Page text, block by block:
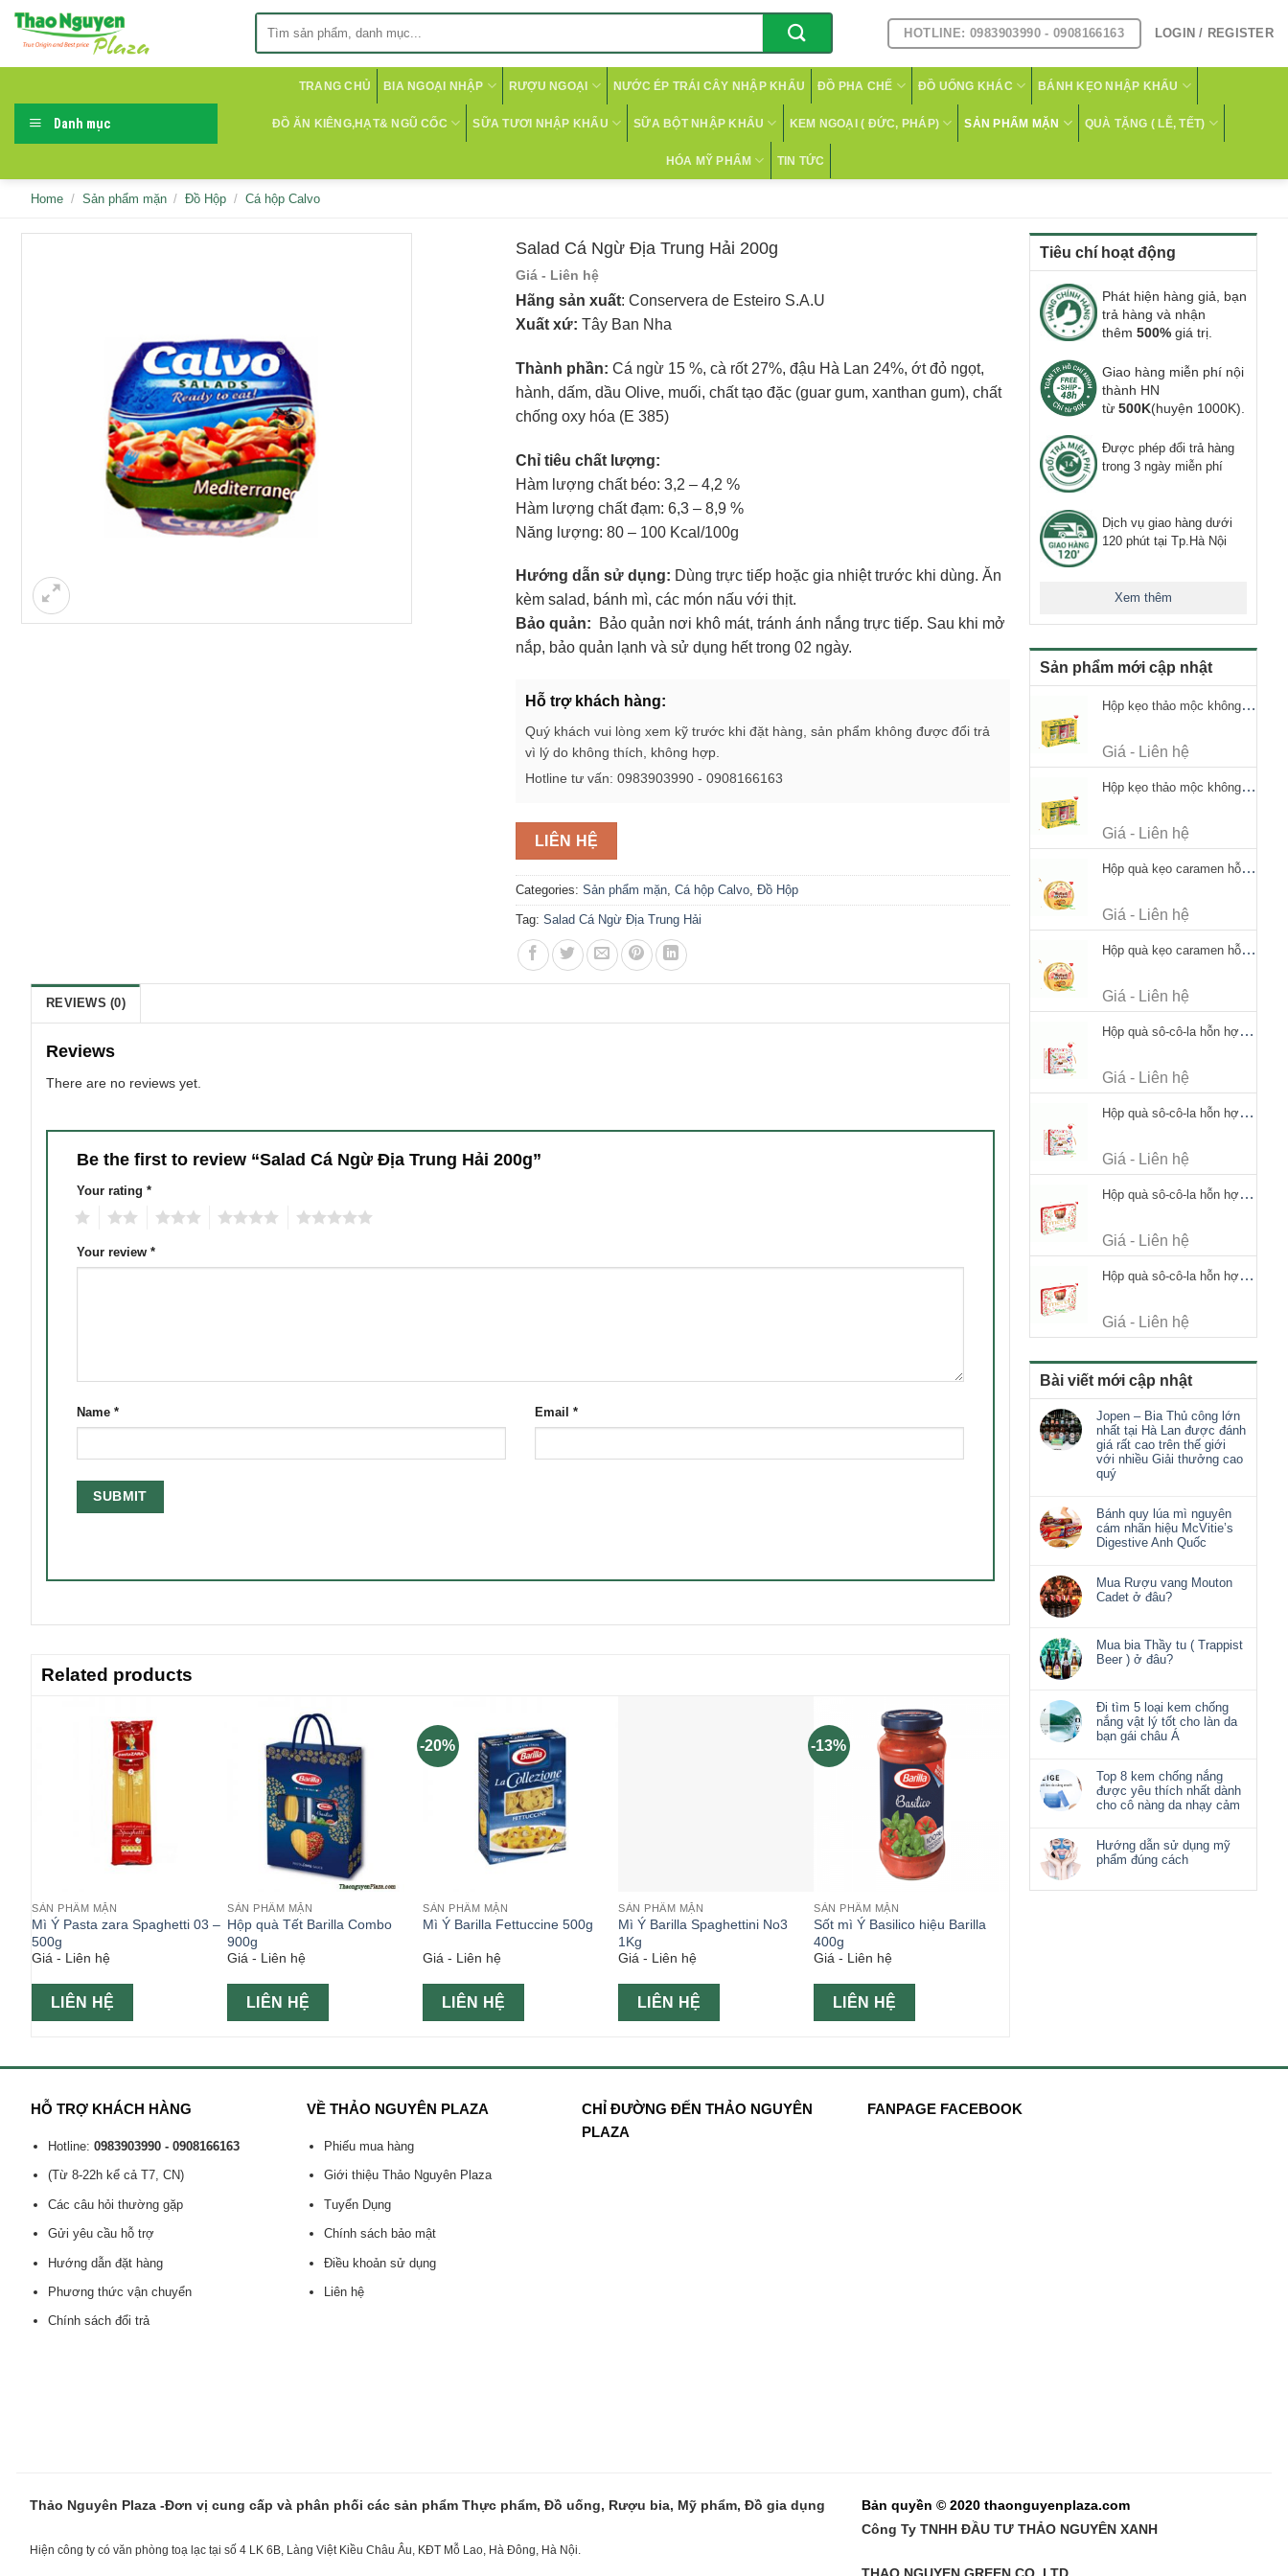
Skip
HOTLINE: 0983903990 - 0908166163 LOGIN / REGISTER
Danh mục
TRANG CHỦ BIA NGOẠI NHẬP RƯỢU NGOẠI NƯỚC ÉP TRÁI CÂY NHẬP KHẨU ĐỒ PHA CHẾ ĐỒ UỐNG KHÁC BÁNH KẸO NHẬP KHẨU
ĐỒ ĂN KIÊNG,HẠT& NGŨ CỐC SỮA TƯƠI NHẬP KHẨU SỮA BỘT NHẬP KHẨU KEM NGOẠI ( ĐỨC, PHÁP) SẢN PHẨM MẶN QUÀ TẶNG ( LỄ, TẾT)
HÓA MỸ PHẨM TIN TỨC
Home / Sản phẩm mặn / Đồ Hộp / Cá hộp Calvo
Tiêu chí hoạt động
Phát hiện hàng giả, bạn
trả hàng và nhận
thêm 500% giá trị.
Giao hàng miễn phí nội
thành HN
từ 500K(huyện 1000K).
Được phép đổi trả hàng
trong 3 ngày miễn phí
Dịch vụ giao hàng dưới
120 phút tại Tp.Hà Nội
Xem thêm
Sản phẩm mới cập nhật
Hộp kẹo thảo mộc không đường Ricola Signature 112.5g
Giá - Liên hệ
Hộp kẹo thảo mộc không đường Ricola Signature 112.5g
Giá - Liên hệ
Hộp quà kẹo caramen hỗn hợp Werther's Original Caramel Candy 170g
Giá - Liên hệ
Hộp quà kẹo caramen hỗn hợp Werther's Original Caramel Candy 170g
Giá - Liên hệ
Hộp quà sô-cô-la hỗn hợp Merci Petits Chocolate Collection 125g thiếc
Giá - Liên hệ
Hộp quà sô-cô-la hỗn hợp Merci Petits Chocolate Collection 125g thiếc
Giá - Liên hệ
Hộp quà sô-cô-la hỗn hợp Merci Finest Selection 250g thiếc
Giá - Liên hệ
Hộp quà sô-cô-la hỗn hợp Merci Finest Selection 250g thiếc
Giá - Liên hệ
Bài viết mới cập nhật
Jopen – Bia Thủ công lớn
nhất tại Hà Lan được đánh
giá rất cao trên thế giới
với nhiều Giải thưởng cao
quý
Bánh quy lúa mì nguyên
cám nhãn hiệu McVitie’s
Digestive Anh Quốc
Mua Rượu vang Mouton
Cadet ở đâu?
Mua bia Thầy tu ( Trappist
Beer ) ở đâu?
Đi tìm 5 loại kem chống
nắng vật lý tốt cho làn da
bạn gái châu Á
Top 8 kem chống nắng
được yêu thích nhất dành
cho cô nàng da nhạy cảm
Hướng dẫn sử dụng mỹ
phẩm đúng cách
Salad Cá Ngừ Địa Trung Hải 200g
Giá - Liên hệ
Hãng sản xuất: Conservera de Esteiro S.A.U
Xuất xứ: Tây Ban Nha
Thành phần: Cá ngừ 15 %, cà rốt 27%, đậu Hà Lan 24%, ớt đỏ ngọt,
hành, dấm, dầu Olive, muối, chất tạo đặc (guar gum, xanthan gum), chất
chống oxy hóa (E 385)
Chỉ tiêu chất lượng:
Hàm lượng chất béo: 3,2 – 4,2 %
Hàm lượng chất đạm: 6,3 – 8,9 %
Năng lượng: 80 – 100 Kcal/100g
Hướng dẫn sử dụng: Dùng trực tiếp hoặc gia nhiệt trước khi dùng. Ăn
kèm salad, bánh mì, các món nấu với thịt.
Bảo quản: Bảo quản nơi khô mát, tránh ánh nắng trực tiếp. Sau khi mở
nắp, bảo quản lạnh và sử dụng hết trong 02 ngày.
Hỗ trợ khách hàng:
Quý khách vui lòng xem kỹ trước khi đặt hàng, sản phẩm không được đổi trả
vì lý do không thích, không hợp.
Hotline tư vấn: 0983903990 - 0908166163
LIÊN HỆ
Categories: Sản phẩm mặn Cá hộp Calvo Đồ Hộp
Tag: Salad Cá Ngừ Địa Trung Hải
REVIEWS (0)
Reviews
There are no reviews yet.
Be the first to review “Salad Cá Ngừ Địa Trung Hải 200g”
Your rating *
Your review *
Name * Email *
Related products
SẢN PHẨM MẶN
Mì Ý Pasta zara Spaghetti 03 –
500g
Giá - Liên hệ
LIÊN HỆ
SẢN PHẨM MẶN
Hộp quà Tết Barilla Combo
900g
Giá - Liên hệ
LIÊN HỆ
-20%
SẢN PHẨM MẶN
Mì Ý Barilla Fettuccine 500g
Giá - Liên hệ
LIÊN HỆ
SẢN PHẨM MẶN
Mì Ý Barilla Spaghettini No3
1Kg
Giá - Liên hệ
LIÊN HỆ
-13%
SẢN PHẨM MẶN
Sốt mì Ý Basilico hiệu Barilla
400g
Giá - Liên hệ
LIÊN HỆ
HỖ TRỢ KHÁCH HÀNG
Hotline: 0983903990 - 0908166163
(Từ 8-22h kể cả T7, CN)
Các câu hỏi thường gặp
Gửi yêu cầu hỗ trợ
Hướng dẫn đặt hàng
Phương thức vận chuyển
Chính sách đổi trả
VỀ THẢO NGUYÊN PLAZA
Phiếu mua hàng
Giới thiệu Thảo Nguyên Plaza
Tuyển Dụng
Chính sách bảo mật
Điều khoản sử dụng
Liên hệ
CHỈ ĐƯỜNG ĐẾN THẢO NGUYÊN
PLAZA
FANPAGE FACEBOOK
Thảo Nguyên Plaza -Đơn vị cung cấp và phân phối các sản phẩm Thực phẩm, Đồ uống, Rượu bia, Mỹ phẩm, Đồ gia dụng
Hiện công ty có văn phòng toạ lạc tại số 4 LK 6B, Làng Việt Kiều Châu Âu, KĐT Mỗ Lao, Hà Đông, Hà Nội.
Bản quyền © 2020 thaonguyenplaza.com
Công Ty TNHH ĐẦU TƯ THẢO NGUYÊN XANH